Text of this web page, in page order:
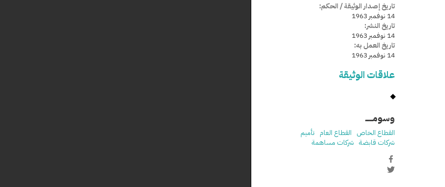
تاريخ إصدار الوثيقة / الحكم:
14 نوفمبر 1963
تاريخ النشر:
14 نوفمبر 1963
تاريخ العمل به:
14 نوفمبر 1963
علاقات الوثيقة
وسومـــــ
القطاع الخاص القطاع العام تأميم
شركات قابضة شركات مساهمة